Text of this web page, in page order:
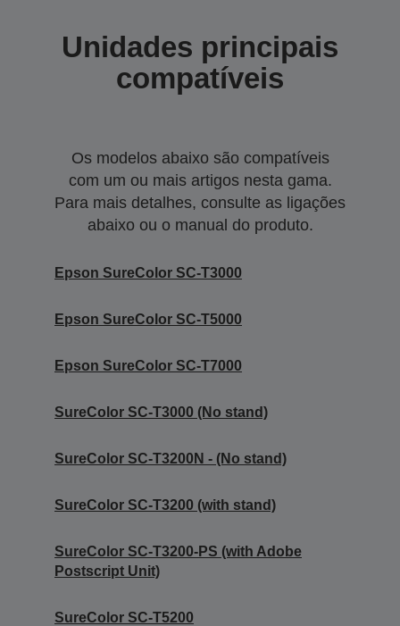
Unidades principais
compatíveis
Os modelos abaixo são compatíveis
com um ou mais artigos nesta gama.
Para mais detalhes, consulte as ligações
abaixo ou o manual do produto.
Epson SureColor SC-T3000
Epson SureColor SC-T5000
Epson SureColor SC-T7000
SureColor SC-T3000 (No stand)
SureColor SC-T3200N - (No stand)
SureColor SC-T3200 (with stand)
SureColor SC-T3200-PS (with Adobe
Postscript Unit)
SureColor SC-T5200